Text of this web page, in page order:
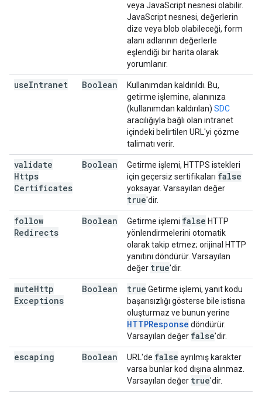
veya JavaScript nesnesi olabilir.
JavaScript nesnesi, değerlerin
dize veya blob olabileceği, form
alanı adlarının değerlerle
eşlendiği bir harita olarak
yorumlanır.
useIntranet Boolean
Kullanımdan kaldırıldı. Bu,
getirme işlemine, alanınıza
(kullanımdan kaldırılan) SDC
aracılığıyla bağlı olan intranet
içindeki belirtilen URL'yi çözme
talimatı verir.
validate
Https
Certificates
Boolean
Getirme işlemi, HTTPS istekleri
için geçersiz sertifikaları false
yoksayar. Varsayılan değer
true'dir.
follow
Redirects
Boolean Getirme işlemi false HTTP
yönlendirmelerini otomatik
olarak takip etmez; orijinal HTTP
yanıtını döndürür. Varsayılan
değer true'dir.
muteHttp
Exceptions
Boolean true Getirme işlemi, yanıt kodu
başarısızlığı gösterse bile istisna
oluşturmaz ve bunun yerine
HTTPResponse döndürür.
Varsayılan değer false'dir.
escaping Boolean URL'de false ayrılmış karakter
varsa bunlar kod dışına alınmaz.
Varsayılan değer true'dir.